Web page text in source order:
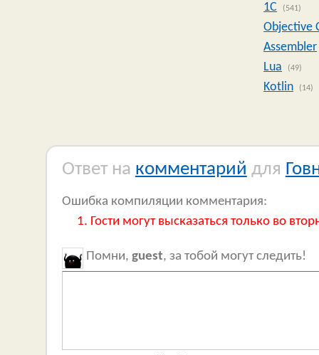
1C (541)
Objective
Assembler
Lua
(49)
Kotlin (14)
Ответ на комментарий для
Ошибка компиляции комментария:
Гости могут высказаться только во
Помни, guest, за тобой могут следить!